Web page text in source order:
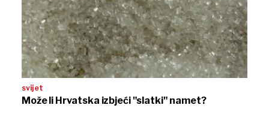
svijet
Može li Hrvatska izbjeći "slatki" namet?